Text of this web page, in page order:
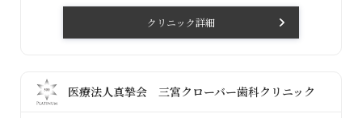
クリニック詳細
医療法人真摯会 三宮クローバー歯科クリニック